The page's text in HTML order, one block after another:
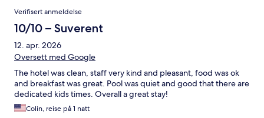
Verifisert anmeldelse
10/10 – Suverent
12. apr. 2026
Oversett med Google
The hotel was clean, staff very kind and pleasant, food was ok
and breakfast was great. Pool was quiet and good that there are
dedicated kids times. Overall a great stay!
Colin, reise på 1 natt